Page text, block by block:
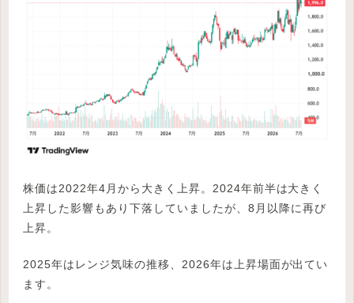
株価は2022年4月から大きく上昇。2024年前半は大きく
上昇した影響もあり下落していましたが、8月以降に再び
上昇。
2025年はレンジ気味の推移、2026年は上昇場面が出てい
ます。